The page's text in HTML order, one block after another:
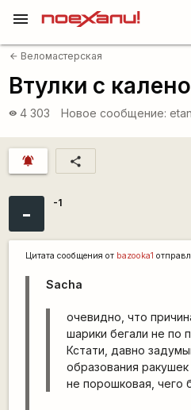
menu
arrow_back Веломастерская
Втулки с
visibility 4 303 Новое сообщение:
notifications_active share
- -1
Цитата сообщения от bazooka1
Sacha
очевидно, что
шарики бегали не по
Кстати, давно
образования ракушек
не порошковая, чего